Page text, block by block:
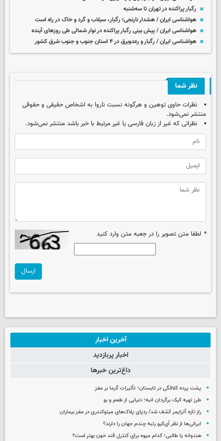
رگبار پراکنده در تهران تا سه‌شنبه
هواشناسی ایران / هشدار نارنجی؛ رگبار، سیلاب و گرد و خاک در راه است
هواشناسی ایران / ­پیش بینی رگبار پراکنده در نوار شمالی طی روزهای آینده
هواشناسی ایران / رگبار و رعدوبرق در ۴ استان جنوب و جنوب شرق کشور
نظر شما
نظرات حاوی توهین و هرگونه نسبت ناروا به اشخاص حقیقی و حقوقی
منتشر نمی‌شود.
نظراتی که غیر از زبان فارسی یا غیر مرتبط با خبر باشد منتشر نمی‌شود.
* لطفا متن تصویر را در جعبه متن وارد کنید
ارسال
آخرین اخبار
اخبار پربازدید
داغ‌ترین خبرها
پشت پرده کلافگی در تابستان؛ تأثیرات گرما بر مغز
طرز تهیه کیک برگردان انبه؛ دنیایی از طعم و بو
راز تازه آلزایمر کشف شد/ ردپای پلاک‌های میتوکندری در مغز بیماران
ایرانی‌ها از نظر آی‌کیو رتبه چندم جهان را دارند؟
هندوانه یا طالبی؛ کدام‌ میوه برای کنترل قند خون بهتر است؟